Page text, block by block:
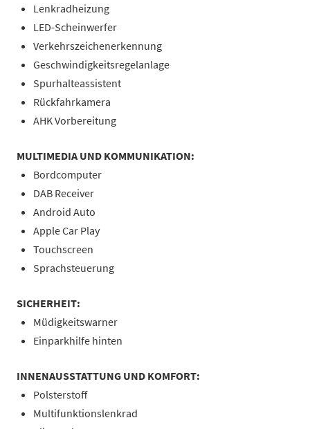
Lenkradheizung
LED-Scheinwerfer
Verkehrszeichenerkennung
Geschwindigkeitsregelanlage
Spurhalteassistent
Rückfahrkamera
AHK Vorbereitung
MULTIMEDIA UND KOMMUNIKATION:
Bordcomputer
DAB Receiver
Android Auto
Apple Car Play
Touchscreen
Sprachsteuerung
SICHERHEIT:
Müdigkeitswarner
Einparkhilfe hinten
INNENAUSSTATTUNG UND KOMFORT:
Polsterstoff
Multifunktionslenkrad